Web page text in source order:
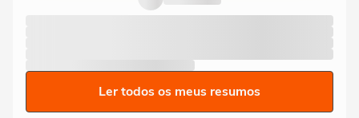
Ler todos os meus resumos